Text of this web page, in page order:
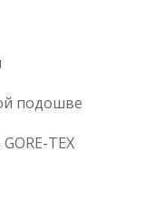
подошве
TEX